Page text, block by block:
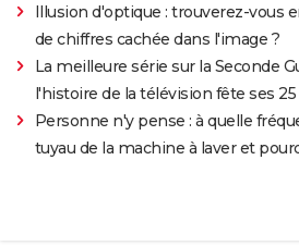
Illusion d'optique : trouverez-vous
de chiffres cachée dans l'image ?
La meilleure série sur la Seconde
l'histoire de la télévision fête ses 25
Personne n'y pense : à quelle
tuyau de la machine à laver et